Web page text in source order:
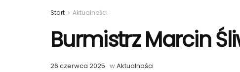
Start Aktualności
Burmistrz Marcin
26 czerwca 2025 wAktualności